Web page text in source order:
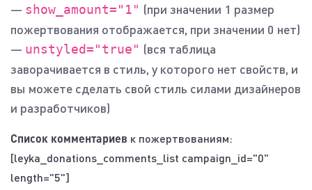
— show_amount="1" (при значении 1 размер
пожертвования отображается, при значении 0 нет)
— unstyled="true" (вся таблица
заворачивается в стиль, у которого нет свойств, и
вы можете сделать свой стиль силами дизайнеров
и разработчиков)
Список комментариев к пожертвованиям:
[leyka_donations_comments_list campaign_id="0"
length="5"]